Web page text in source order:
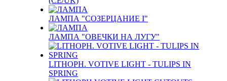
ЛАМПА "СОЗЕРЦАНИЕ I"
ЛАМПА "ОВЕЧКИ НА ЛУГУ"
LITHOPH. VOTIVE LIGHT - TULIPS IN
SPRING